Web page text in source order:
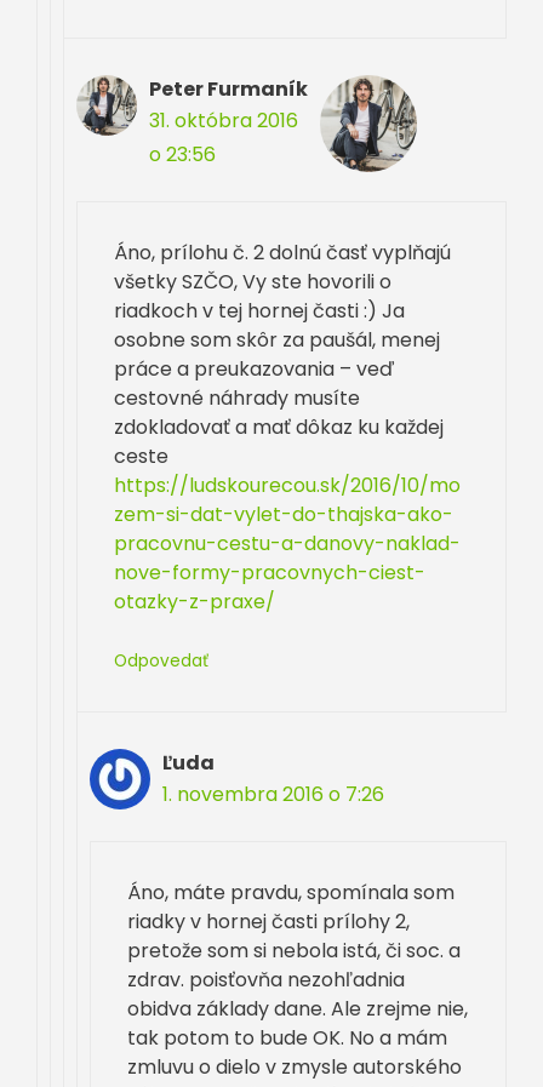
Peter Furmaník
31. októbra 2016
o 23:56
Áno, prílohu č. 2 dolnú časť vyplňajú
všetky SZČO, Vy ste hovorili o
riadkoch v tej hornej časti :) Ja
osobne som skôr za paušál, menej
práce a preukazovania – veď
cestovné náhrady musíte
zdokladovať a mať dôkaz ku každej
ceste
https://ludskourecou.sk/2016/10/mo
zem-si-dat-vylet-do-thajska-ako-
pracovnu-cestu-a-danovy-naklad-
nove-formy-pracovnych-ciest-
otazky-z-praxe/
Odpovedať
Ľuda
1. novembra 2016 o 7:26
Áno, máte pravdu, spomínala som
riadky v hornej časti prílohy 2,
pretože som si nebola istá, či soc. a
zdrav. poisťovňa nezohľadnia
obidva základy dane. Ale zrejme nie,
tak potom to bude OK. No a mám
zmluvu o dielo v zmysle autorského